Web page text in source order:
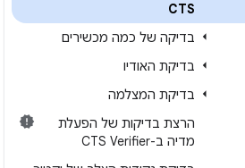
CTS
בדיקה של כמה מכשירים
בדיקת האודיו
בדיקת המצלמה
הרצת בדיקות של הפעלת
מדיה ב-CTS Verifier